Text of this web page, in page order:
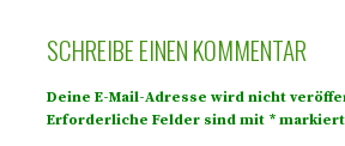
SCHREIBE EINEN KOMMENTAR
Deine E-Mail-Adresse wird nicht
Erforderliche Felder sind mit * markiert